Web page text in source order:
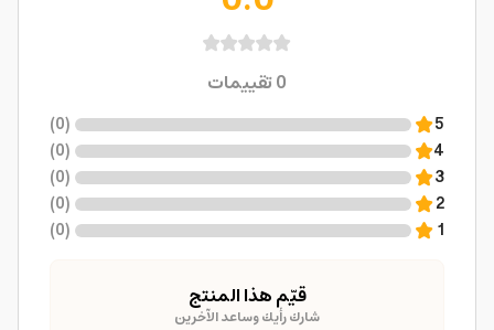
0تقييمات
5
(
0
)
4
(
0
)
3
(
0
)
2
(
0
)
1
(
0
)
قيّم هذا المنتج
شارك رأيك وساعد الآخرين